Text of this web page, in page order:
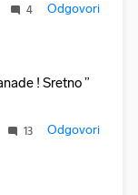
4 Odgovori
! Sretno ”
13 Odgovori